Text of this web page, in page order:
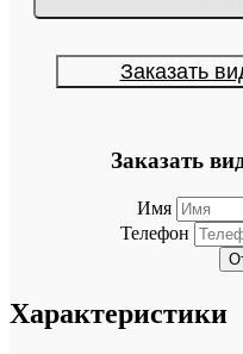
Заказать
Заказать
Имя
Телефон
Характеристики